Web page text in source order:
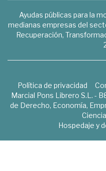
Ayudas públicas para la
medianas empresas del
Recuperación,
Política de privacidad
Marcial Pons Librero S.L. -
de Derecho, Economía,
Hospedaje y